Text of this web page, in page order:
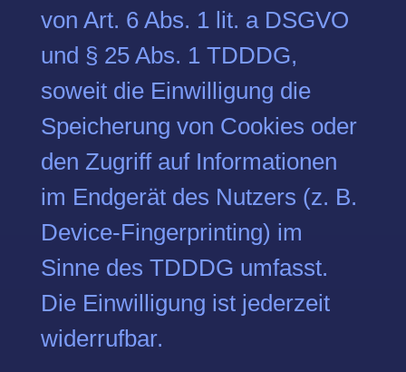
von Art. 6 Abs. 1 lit. a DSGVO
und § 25 Abs. 1 TDDDG,
soweit die Einwilligung die
Speicherung von Cookies oder
den Zugriff auf Informationen
im Endgerät des Nutzers (z. B.
Device-Fingerprinting) im
Sinne des TDDDG umfasst.
Die Einwilligung ist jederzeit
widerrufbar.